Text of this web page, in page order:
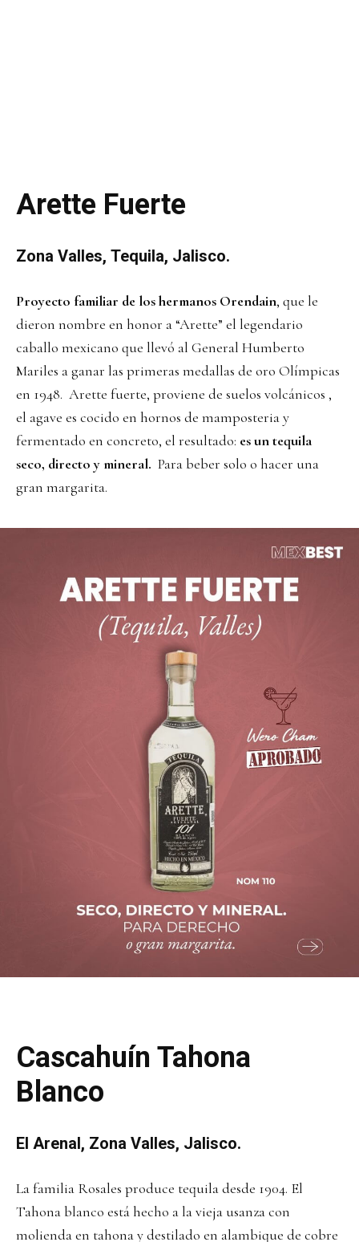
Arette Fuerte
Zona Valles, Tequila, Jalisco.
Proyecto familiar de los hermanos Orendain, que le
dieron nombre en honor a “Arette” el legendario
caballo mexicano que llevó al General Humberto
Mariles a ganar las primeras medallas de oro Olímpicas
en 1948. Arette fuerte, proviene de suelos volcánicos ,
el agave es cocido en hornos de mamposteria y
fermentado en concreto, el resultado: es un tequila
seco, directo y mineral. Para beber solo o hacer una
gran margarita.
Cascahuín Tahona
Blanco
El Arenal, Zona Valles, Jalisco.
La familia Rosales produce tequila desde 1904. El
Tahona blanco está hecho a la vieja usanza con
molienda en tahona y destilado en alambique de cobre